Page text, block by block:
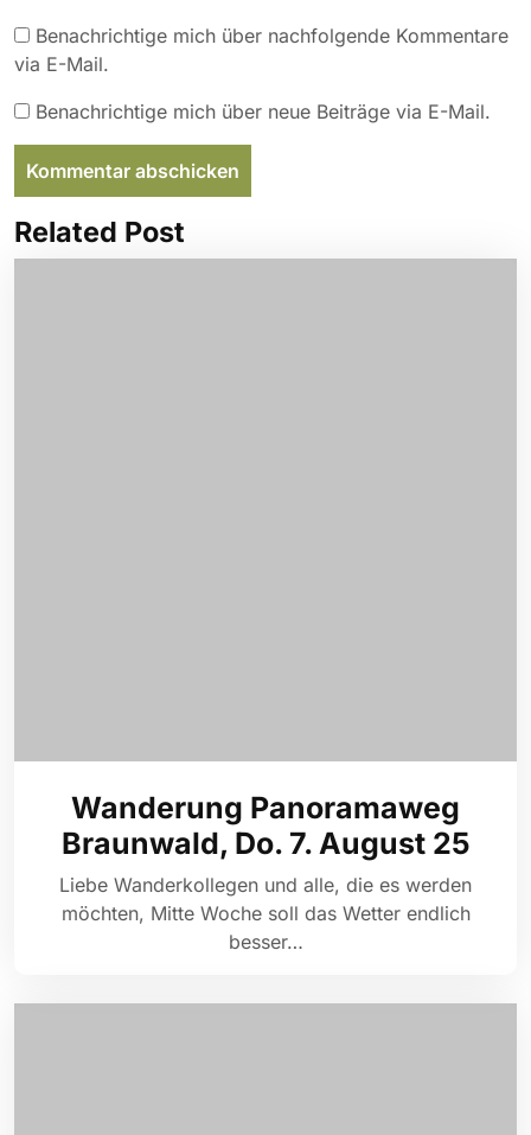
Benachrichtige mich über nachfolgende Kommentare
via E-Mail.
Benachrichtige mich über neue Beiträge via E-Mail.
Related Post
Wanderung Panoramaweg
Braunwald, Do. 7. August 25
Liebe Wanderkollegen und alle, die es werden
möchten, Mitte Woche soll das Wetter endlich
besser…